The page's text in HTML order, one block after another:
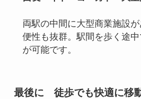
両駅の中間に大型商業施設
便性も抜群。駅間を歩く途
が可能です。
最後に 徒歩でも快適に移